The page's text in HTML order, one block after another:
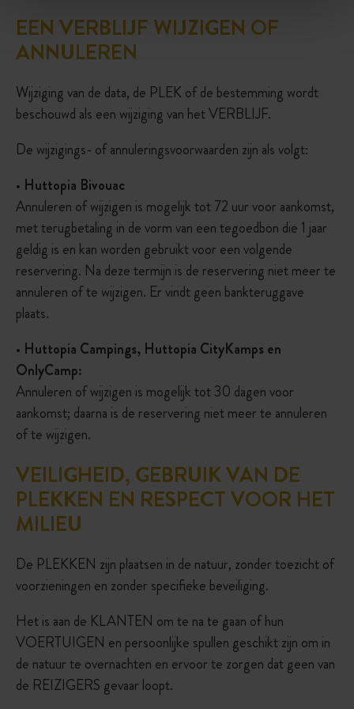
EEN VERBLIJF WIJZIGEN OF
ANNULEREN
Wijziging van de data, de PLEK of de bestemming wordt
beschouwd als een wijziging van het VERBLIJF.
De wijzigings- of annuleringsvoorwaarden zijn als volgt:
• Huttopia Bivouac
Annuleren of wijzigen is mogelijk tot 72 uur voor aankomst,
met terugbetaling in de vorm van een tegoedbon die 1 jaar
geldig is en kan worden gebruikt voor een volgende
reservering. Na deze termijn is de reservering niet meer te
annuleren of te wijzigen. Er vindt geen bankteruggave
plaats.
• Huttopia Campings, Huttopia CityKamps en
OnlyCamp:
Annuleren of wijzigen is mogelijk tot 30 dagen voor
aankomst; daarna is de reservering niet meer te annuleren
of te wijzigen.
VEILIGHEID, GEBRUIK VAN DE
PLEKKEN EN RESPECT VOOR HET
MILIEU
De PLEKKEN zijn plaatsen in de natuur, zonder toezicht of
voorzieningen en zonder specifieke beveiliging.
Het is aan de KLANTEN om te na te gaan of hun
VOERTUIGEN en persoonlijke spullen geschikt zijn om in
de natuur te overnachten en ervoor te zorgen dat geen van
de REIZIGERS gevaar loopt.